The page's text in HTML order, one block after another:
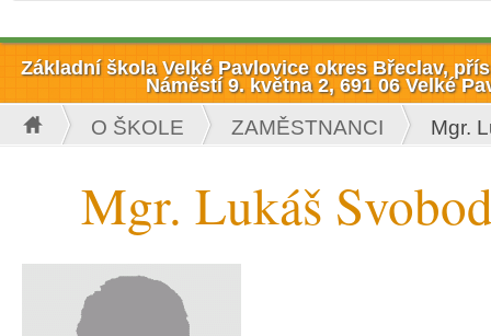
Základní škola Velké Pavlovice okres Břeclav,
Náměstí 9. května 2, 691 06 Velké
Jste zde
O ŠKOLE ZAMĚSTNANCI Mgr.
Mgr. Lukáš